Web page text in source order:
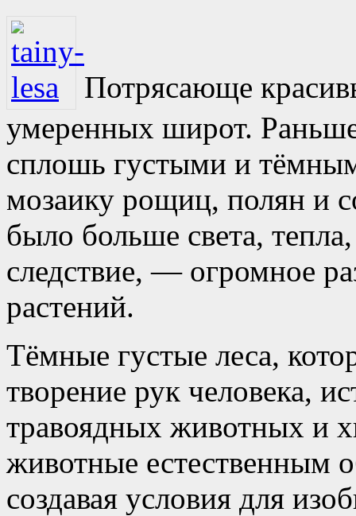
Потрясающе
умеренных широт.
сплошь густыми и
мозаику рощиц, полян и
было больше света,
следствие, — огромное
растений.
Тёмные густые леса,
творение рук человека,
травоядных животных и
животные естественным
создавая условия для